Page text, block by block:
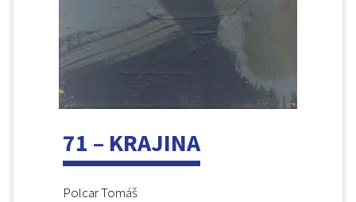
71 – KRAJINA
Polcar Tomáš